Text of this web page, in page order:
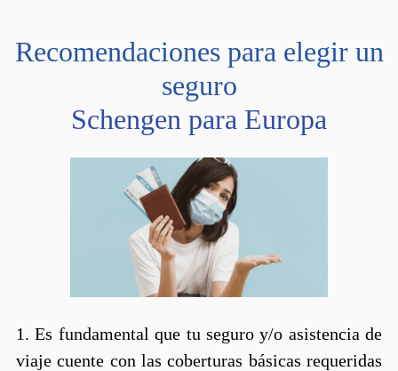
Recomendaciones para elegir un
seguro
Schengen para Europa
​​​​​​​1.​​​​​​​ Es fundamental que tu seguro y/o asistencia de
viaje cuente con las coberturas básicas requeridas